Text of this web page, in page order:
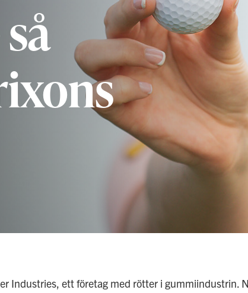
Industries, ett företag med rötter i gummiindustrin.